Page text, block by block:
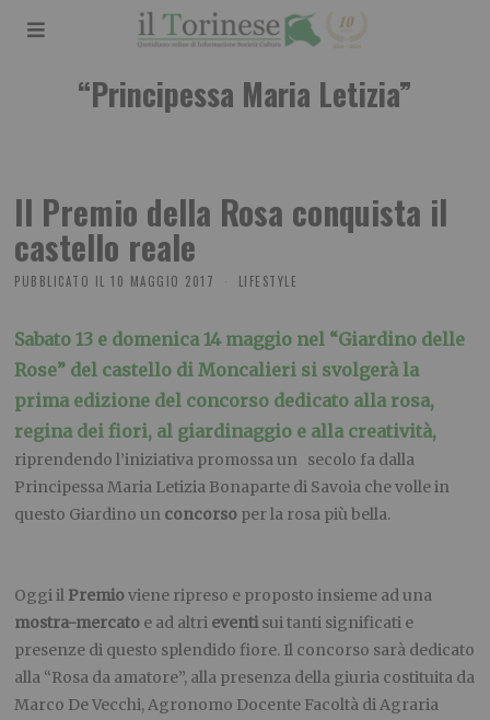
“Principessa Maria Letizia”
Il Premio della Rosa conquista il
castello reale
PUBBLICATO IL 10 MAGGIO 2017 LIFESTYLE
Sabato 13 e domenica 14 maggio nel “Giardino delle
Rose” del castello di Moncalieri si svolgerà la
prima edizione del concorso dedicato alla rosa,
regina dei fiori, al giardinaggio e alla creatività,
riprendendo l’iniziativa promossa un secolo fa dalla
Principessa Maria Letizia Bonaparte di Savoia che volle in
questo Giardino un concorso per la rosa più bella.
Oggi il Premioviene ripreso e proposto insieme ad una
mostra-mercato e ad altri eventisui tanti significati e
presenze di questo splendido fiore. Il concorso sarà dedicato
alla “Rosa da amatore”, alla presenza della giuria costituita da
Marco De Vecchi, Agronomo Docente Facoltà di Agraria